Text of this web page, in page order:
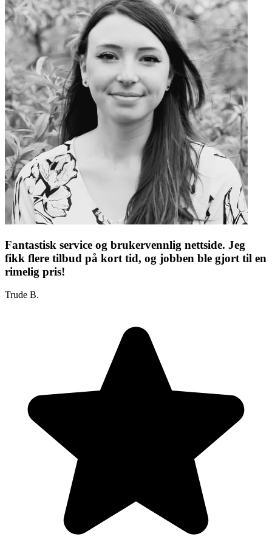
Fantastisk service og brukervennlig nettside. Jeg
fikk flere tilbud på kort tid, og jobben ble gjort til en
rimelig pris!
Trude B.